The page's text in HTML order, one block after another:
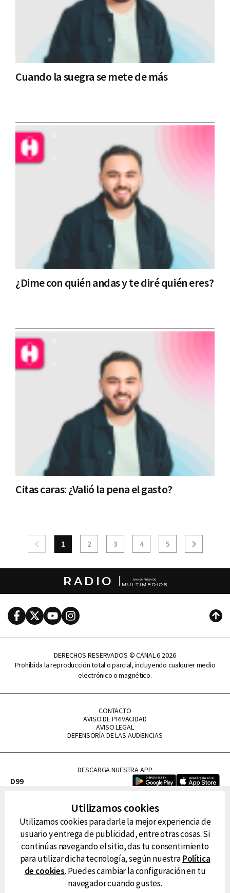
Cuando la suegra se mete de más
¿Dime con quién andas y te diré quién eres?
Citas caras: ¿Valió la pena el gasto?
1 2 3 4 5
RADIO
FacebookTwitterYoutubeInstagram
DERECHOS RESERVADOS © CANAL 6 2026
Prohibida la reproducción total o parcial, incluyendo cualquier medio
electrónico o magnético.
CONTACTO
AVISO DE PRIVACIDAD
AVISO LEGAL
DEFENSORÍA DE LAS AUDIENCIAS
DESCARGA NUESTRA APP
D99
FM Tu
RG Deportiva
Classic FM
Utilizamos cookies
Utilizamos cookies para darle la mejor experiencia de
usuario y entrega de publicidad, entre otras cosas. Si
continúas navegando el sitio, das tu consentimiento
para utilizar dicha tecnología, según nuestraPolítica
de cookies. Puedes cambiar la configuración en tu
navegador cuando gustes.